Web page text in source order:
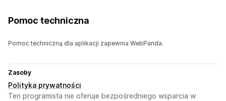
Pomoc techniczna
Pomoc techniczną dla aplikacji zapewnia WebPanda.
Zasoby
Polityka prywatności
Ten programista nie oferuje bezpośredniego wsparcia w